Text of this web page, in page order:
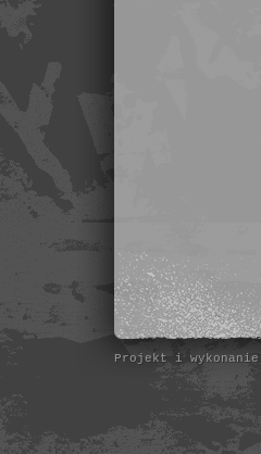
Projekt i wykonanie